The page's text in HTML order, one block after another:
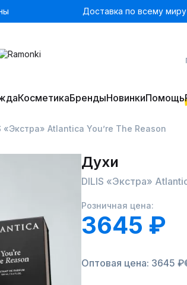
Доставка по всему миру
КосметикаБрендыНовинкиПомощь
«Экстра» Atlantica You’re The Reason
Духи
DILIS «Экстра»
Розничная цена:
3645 ₽
Оптовая цена: 3645 ₽